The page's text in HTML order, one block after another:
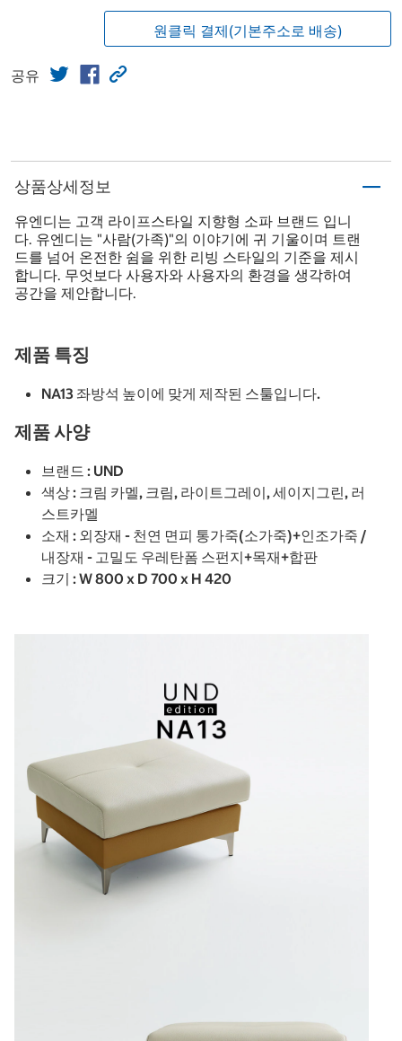
원클릭 결제(기본주소로 배송)
공유
상품상세정보
유엔디는 고객 라이프스타일 지향형 소파 브랜드 입니
다. 유엔디는 "사람(가족)"의 이야기에 귀 기울이며 트랜
드를 넘어 온전한 쉼을 위한 리빙 스타일의 기준을 제시
합니다. 무엇보다 사용자와 사용자의 환경을 생각하여
공간을 제안합니다.
제품 특징
NA13 좌방석 높이에 맞게 제작된 스툴입니다.
제품 사양
브랜드 : UND
색상 : 크림 카멜, 크림, 라이트그레이, 세이지그린, 러
스트카멜
소재 : 외장재 - 천연 면피 통가죽(소가죽)+인조가죽 /
내장재 - 고밀도 우레탄폼 스펀지+목재+합판
크기 : W 800 x D 700 x H 420